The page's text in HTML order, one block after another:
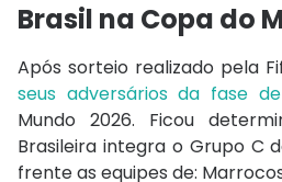
Brasil na Copa do
Após sorteio realizado pela
seus adversários da fase
Mundo 2026. Ficou
Brasileira integra o Grupo C
frente as equipes de: